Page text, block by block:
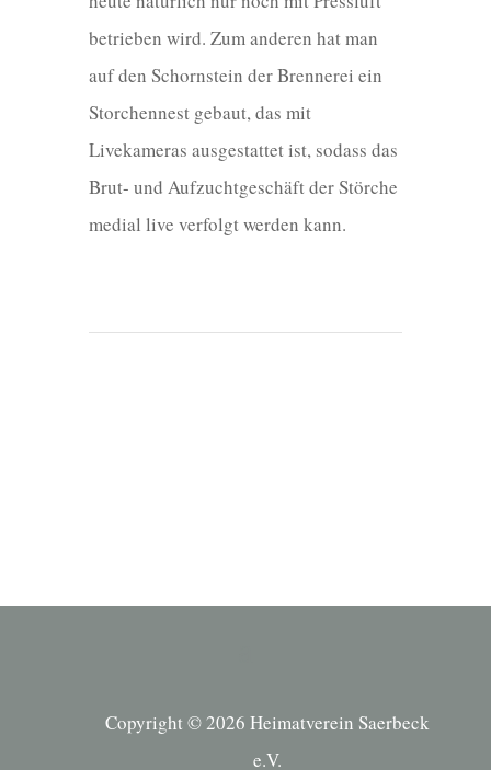
betrieben wird. Zum anderen hat man
auf den Schornstein der Brennerei ein
Storchennest gebaut, das mit
Livekameras ausgestattet ist, sodass das
Brut- und Aufzuchtgeschäft der Störche
medial live verfolgt werden kann.
Copyright © 2026 Heimatverein Saerbeck
e.V.